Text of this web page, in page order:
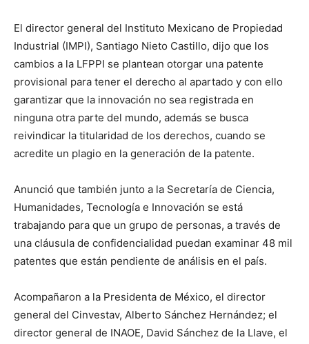
El director general del Instituto Mexicano de Propiedad
Industrial (IMPI), Santiago Nieto Castillo, dijo que los
cambios a la LFPPI se plantean otorgar una patente
provisional para tener el derecho al apartado y con ello
garantizar que la innovación no sea registrada en
ninguna otra parte del mundo, además se busca
reivindicar la titularidad de los derechos, cuando se
acredite un plagio en la generación de la patente.
Anunció que también junto a la Secretaría de Ciencia,
Humanidades, Tecnología e Innovación se está
trabajando para que un grupo de personas, a través de
una cláusula de confidencialidad puedan examinar 48 mil
patentes que están pendiente de análisis en el país.
Acompañaron a la Presidenta de México, el director
general del Cinvestav, Alberto Sánchez Hernández; el
director general de INAOE, David Sánchez de la Llave, el